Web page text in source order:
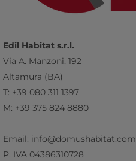
Edil Habitat s.r.l.
Via A. Manzoni, 192
Altamura (BA)
T: +39 080 311 1397
M: +39 375 824 8880
Email: info@domushabitat.com
P. IVA 04386310728